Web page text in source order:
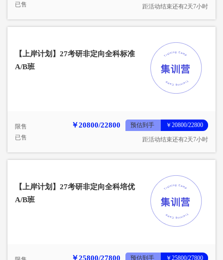
已售
距活动结束还有2天7小时
【上岸计划】27考研非定向全科标准
A/B班
限售
已售
￥20800/22800 预估到手 ￥20800/22800
距活动结束还有2天7小时
【上岸计划】27考研非定向全科培优
A/B班
￥25800/27800 预估到手 ￥25800/27800